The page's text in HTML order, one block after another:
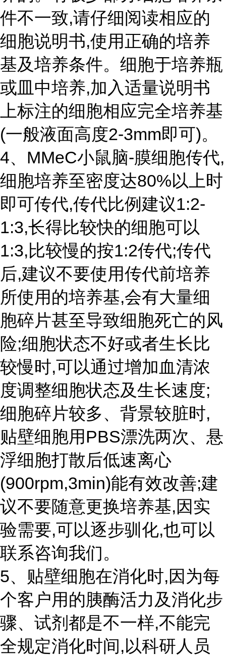
件不一致,请仔细阅读相应的
细胞说明书,使用正确的培养
基及培养条件。细胞于培养瓶
或皿中培养,加入适量说明书
上标注的细胞相应完全培养基
(一般液面高度2-3mm即可)。
4、MMeC小鼠脑-膜细胞传代,
细胞培养至密度达80%以上时
即可传代,传代比例建议1:2-
1:3,长得比较快的细胞可以
1:3,比较慢的按1:2传代;传代
后,建议不要使用传代前培养
所使用的培养基,会有大量细
胞碎片甚至导致细胞死亡的风
险;细胞状态不好或者生长比
较慢时,可以通过增加血清浓
度调整细胞状态及生长速度;
细胞碎片较多、背景较脏时,
贴壁细胞用PBS漂洗两次、悬
浮细胞打散后低速离心
(900rpm,3min)能有效改善;建
议不要随意更换培养基,因实
验需要,可以逐步驯化,也可以
联系咨询我们。
5、贴壁细胞在消化时,因为每
个客户用的胰酶活力及消化步
骤、试剂都是不一样,不能完
全规定消化时间,以科研人员